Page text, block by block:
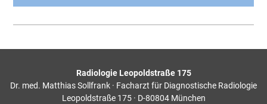
Radiologie Leopoldstraße 175
Dr. med. Matthias Sollfrank · Facharzt für Diagnostische Radiologie
Leopoldstraße 175 · D-80804 München